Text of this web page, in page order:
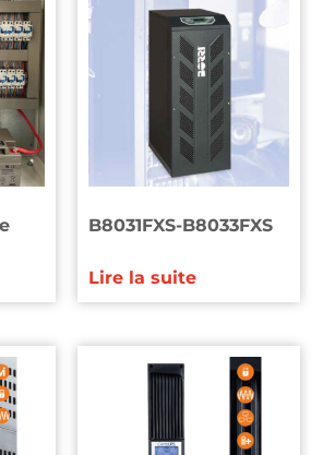
B8031FXS-B8033FXS
Lire la suite